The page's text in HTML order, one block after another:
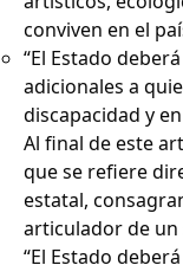
conviven en el
“El Estado
adicionales a
discapacidad y
Al final de este
que se refiere
estatal,
articulador de un
“El Estado